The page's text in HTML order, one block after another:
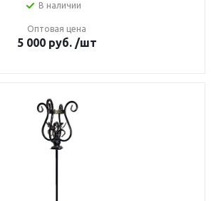
В наличии
Оптовая цена
5 000руб. /шт